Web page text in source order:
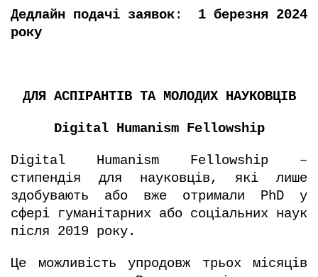
Дедлайн подачі заявок:
1 березня 2024
року
ДЛЯ АСПІРАНТІВ ТА МОЛОДИХ НАУКОВЦІВ
Digital Humanism Fellowship
Digital Humanism Fellowship –
стипендія для науковців, які лише
здобувають або вже отримали PhD у
сфері гуманітарних або соціальних наук
після 2019 року.
Це можливість упродовж трьох місяців